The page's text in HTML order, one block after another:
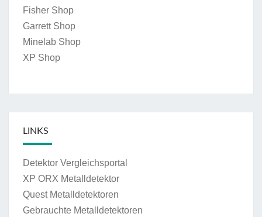
Fisher Shop
Garrett Shop
Minelab Shop
XP Shop
LINKS
Detektor Vergleichsportal
XP ORX Metalldetektor
Quest Metalldetektoren
Gebrauchte Metalldetektoren